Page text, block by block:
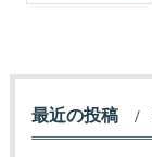
最近の投稿